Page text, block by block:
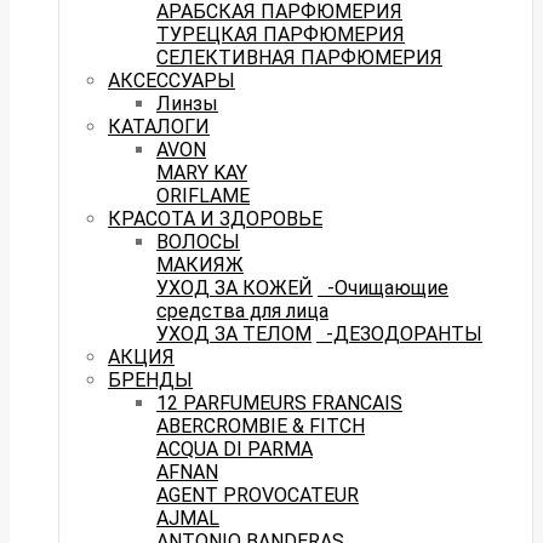
АРАБСКАЯ ПАРФЮМЕРИЯ
ТУРЕЦКАЯ ПАРФЮМЕРИЯ
СЕЛЕКТИВНАЯ ПАРФЮМЕРИЯ
АКСЕССУАРЫ
Линзы
КАТАЛОГИ
AVON
MARY KAY
ORIFLAME
КРАСОТА И ЗДОРОВЬЕ
ВОЛОСЫ
МАКИЯЖ
УХОД ЗА КОЖЕЙ
-Очищающие
средства для лица
УХОД ЗА ТЕЛОМ
-ДЕЗОДОРАНТЫ
АКЦИЯ
БРЕНДЫ
12 PARFUMEURS FRANCAIS
ABERCROMBIE & FITCH
ACQUA DI PARMA
AFNAN
AGENT PROVOCATEUR
AJMAL